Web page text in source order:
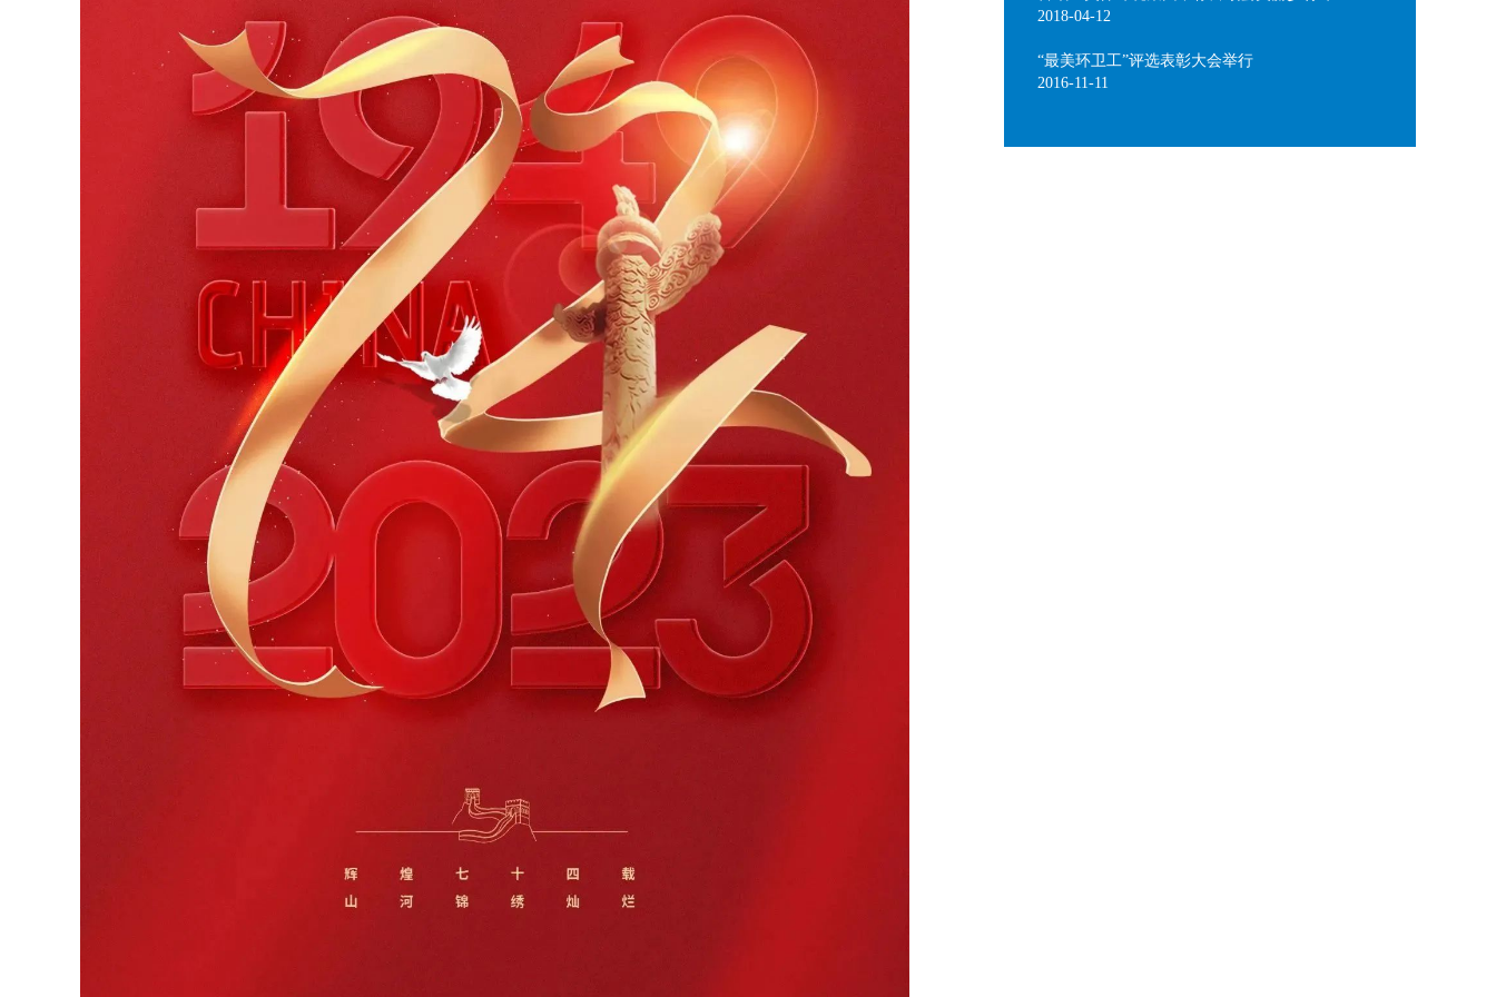
2018-04-12
“最美环卫工”评选表彰大会举行
2016-11-11